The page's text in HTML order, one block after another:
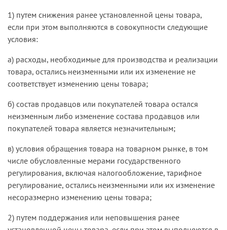
1) путем снижения ранее установленной цены товара,
если при этом выполняются в совокупности следующие
условия:
а) расходы, необходимые для производства и реализации
товара, остались неизменными или их изменение не
соответствует изменению цены товара;
б) состав продавцов или покупателей товара остался
неизменным либо изменение состава продавцов или
покупателей товара является незначительным;
в) условия обращения товара на товарном рынке, в том
числе обусловленные мерами государственного
регулирования, включая налогообложение, тарифное
регулирование, остались неизменными или их изменение
несоразмерно изменению цены товара;
2) путем поддержания или неповышения ранее